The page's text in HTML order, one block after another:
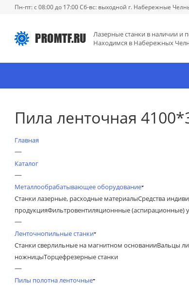
Пн-пт: с 08:00 до 17:00 Сб-вс: выходной г. Набережные
Лазерные станки в наличии и
Находимся в Набережных
Пила ленточная
Главная
—
Каталог
—
Металлообрабатывающее оборудование
Станки лазерные, расходные материалыСредства
продукцияФильтровентиляционнные (аспирационные)
—
Ленточнопильные станки
Станки сверлильные на магнитном основанииВальцы
ножницыТорцефрезерные станки
—
Пилы полотна ленточные